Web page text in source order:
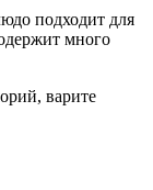
подходит для
много
варите